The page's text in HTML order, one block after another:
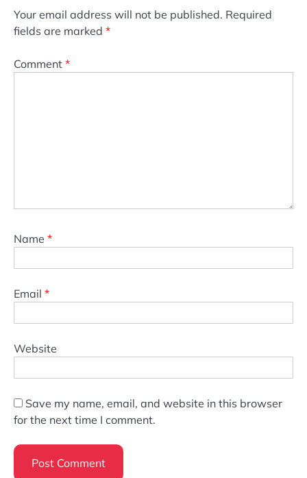
Your email address will not be published. Required
fields are marked *
Comment *
Name *
Email *
Website
Save my name, email, and website in this browser
for the next time I comment.